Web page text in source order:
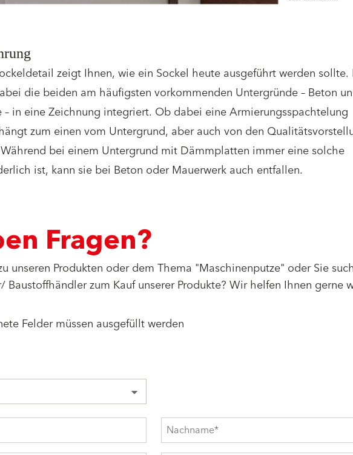
zeigt Ihnen, wie ein Sockel heute ausgeführt werden sollte.
die beiden am häufigsten vorkommenden Untergründe – Beton
in eine Zeichnung integriert. Ob dabei eine Armierungsspachtelung
zum einen vom Untergrund, aber auch von den
bei einem Untergrund mit Dämmplatten immer eine solche
ist, kann sie bei Beton oder Mauerwerk auch entfallen.
Fragen?
unseren Produkten oder dem Thema "Maschinenputze" oder Sie
Baustoffhändler zum Kauf unserer Produkte? Wir helfen Ihnen gerne
Felder müssen ausgefüllt werden